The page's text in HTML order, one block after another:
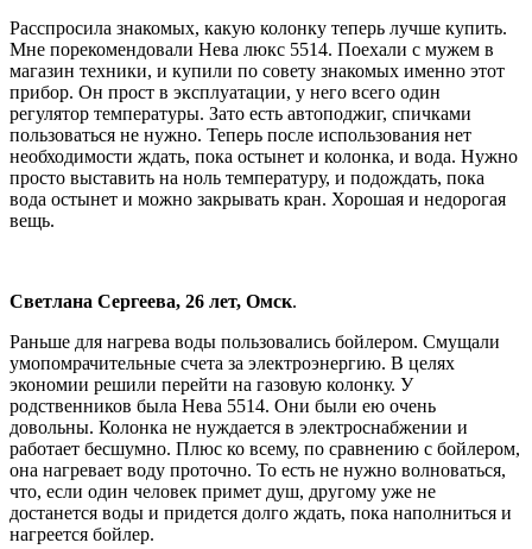
Расспросила знакомых, какую колонку теперь лучше купить.
Мне порекомендовали Нева люкс 5514. Поехали с мужем в
магазин техники, и купили по совету знакомых именно этот
прибор. Он прост в эксплуатации, у него всего один
регулятор температуры. Зато есть автоподжиг, спичками
пользоваться не нужно. Теперь после использования нет
необходимости ждать, пока остынет и колонка, и вода. Нужно
просто выставить на ноль температуру, и подождать, пока
вода остынет и можно закрывать кран. Хорошая и недорогая
вещь.
Светлана Сергеева, 26 лет, Омск.
Раньше для нагрева воды пользовались бойлером. Смущали
умопомрачительные счета за электроэнергию. В целях
экономии решили перейти на газовую колонку. У
родственников была Нева 5514. Они были ею очень
довольны. Колонка не нуждается в электроснабжении и
работает бесшумно. Плюс ко всему, по сравнению с бойлером,
она нагревает воду проточно. То есть не нужно волноваться,
что, если один человек примет душ, другому уже не
достанется воды и придется долго ждать, пока наполниться и
нагреется бойлер.